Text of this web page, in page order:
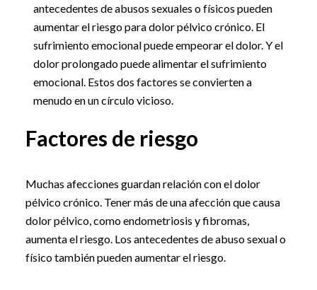
antecedentes de abusos sexuales o físicos pueden
aumentar el riesgo para dolor pélvico crónico. El
sufrimiento emocional puede empeorar el dolor. Y el
dolor prolongado puede alimentar el sufrimiento
emocional. Estos dos factores se convierten a
menudo en un círculo vicioso.
Factores de riesgo
Muchas afecciones guardan relación con el dolor
pélvico crónico. Tener más de una afección que causa
dolor pélvico, como endometriosis y fibromas,
aumenta el riesgo. Los antecedentes de abuso sexual o
físico también pueden aumentar el riesgo.